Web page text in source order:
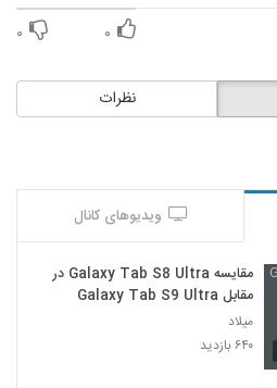
۰ ۰
نظرات
ویدیوهای کانال
مقایسه Galaxy Tab S8 Ultra در
مقابل Galaxy Tab S9 Ultra
میلاد
۶۴۰ بازدید